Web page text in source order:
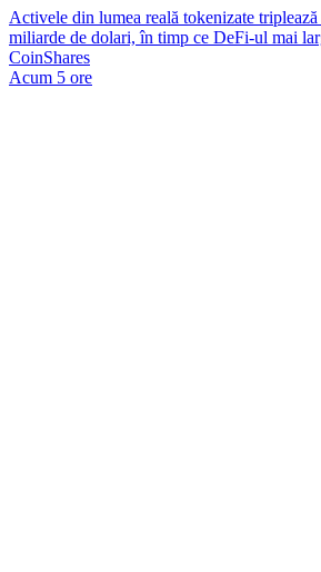
Activele din lumea reală tokenizate
miliarde de dolari, în timp ce DeFi-ul mai
CoinShares
Acum 5 ore